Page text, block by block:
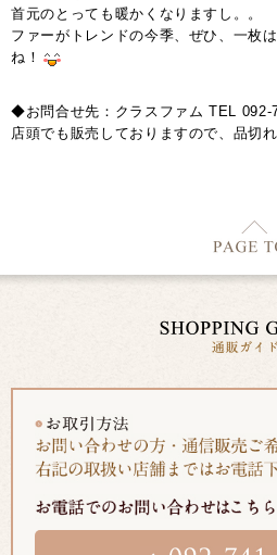
首元のとっても暖かくなりますし。。
ファーがトレンドの今季、ぜひ、一枚
ね！
◆お問合せ先：クラスファム TEL 092-
店頭でも販売しておりますので、品切